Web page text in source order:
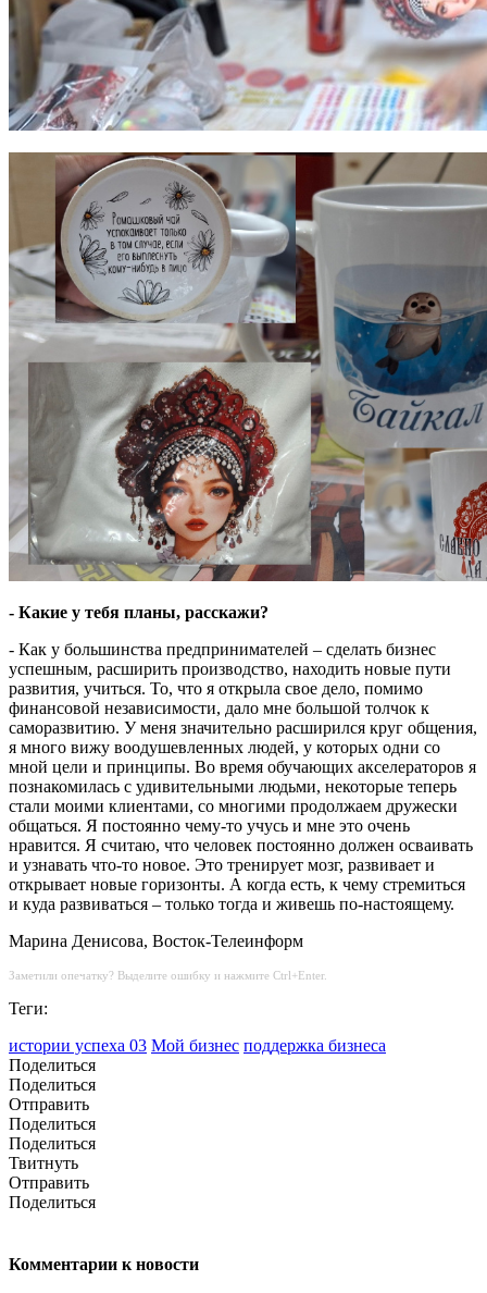
- Какие у тебя планы, расскажи?
- Как у большинства предпринимателей – сделать бизнес
успешным, расширить производство, находить новые пути
развития, учиться. То, что я открыла свое дело, помимо
финансовой независимости, дало мне большой толчок к
саморазвитию. У меня значительно расширился круг общения,
я много вижу воодушевленных людей, у которых одни со
мной цели и принципы. Во время обучающих акселераторов я
познакомилась с удивительными людьми, некоторые теперь
стали моими клиентами, со многими продолжаем дружески
общаться. Я постоянно чему-то учусь и мне это очень
нравится. Я считаю, что человек постоянно должен осваивать
и узнавать что-то новое. Это тренирует мозг, развивает и
открывает новые горизонты. А когда есть, к чему стремиться
и куда развиваться – только тогда и живешь по-настоящему.
Марина Денисова, Восток-Телеинформ
Заметили опечатку? Выделите ошибку и нажмите Ctrl+Enter.
Теги:
истории успеха 03 Мой бизнес поддержка бизнеса
Поделиться
Поделиться
Отправить
Поделиться
Поделиться
Твитнуть
Отправить
Поделиться
Комментарии к новости